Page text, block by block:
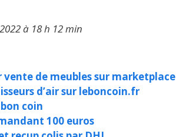
à 18 h 12 min
de meubles sur marketplace
d’air sur leboncoin.fr
coin
100 euros